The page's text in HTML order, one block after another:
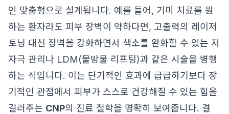
인 맞춤형으로 설계됩니다. 예를 들어, 기미 치료를 원
하는 환자라도 피부 장벽이 약하다면, 고출력의 레이저
토닝 대신 장벽을 강화하면서 색소를 완화할 수 있는 저
자극 관리나 LDM(물방울 리프팅)과 같은 시술을 병행
하는 식입니다. 이는 단기적인 효과에 급급하기보다 장
기적인 관점에서 피부가 스스로 건강해질 수 있는 힘을
길러주는 CNP의 진료 철학을 명확히 보여줍니다. 결